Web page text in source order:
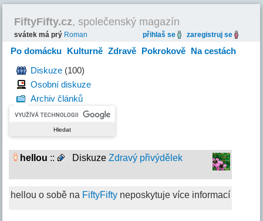
FiftyFifty.cz, společenský magazín
svátek má prý Roman přihlaš se zaregistruj se
Po domácku Kulturně Zdravě Pokrokově Na cestách
HravěDiskuze (100)
Osobní diskuze
Archiv článků
hellou :: DiskuzeZdravý přivýdělek
hellou o sobě na FiftyFifty neposkytuje více informací